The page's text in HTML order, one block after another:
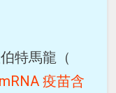
特馬龍（
mRNA 疫苗含